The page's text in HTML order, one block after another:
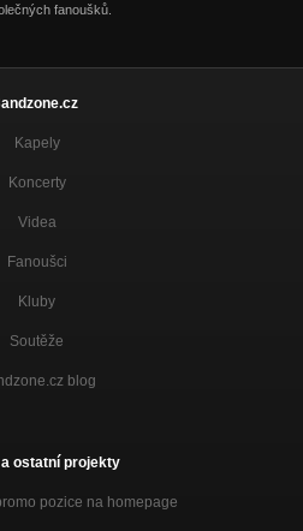
fanoušků.
Kapely
Koncerty
Videa
Fanoušci
Kluby
Soutěže
blog
ostatní projekty
pozice na homepage